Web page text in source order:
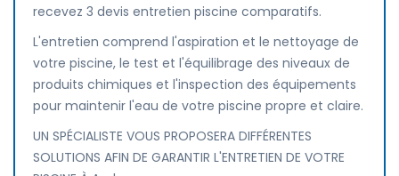
recevez 3 devis entretien piscine comparatifs.
L'entretien comprend l'aspiration et le nettoyage de
votre piscine, le test et l'équilibrage des niveaux de
produits chimiques et l'inspection des équipements
pour maintenir l'eau de votre piscine propre et claire.
UN SPÉCIALISTE VOUS PROPOSERA DIFFÉRENTES
SOLUTIONS AFIN DE GARANTIR L'ENTRETIEN DE VOTRE